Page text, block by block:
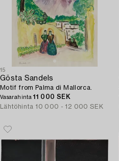
15
Gösta Sandels
Motif from Palma di Mallorca.
Vasarahinta11 000 SEK
Lähtöhinta 10 000 - 12 000 SEK